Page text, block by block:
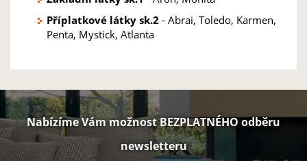
Příplatkové látky sk.2 - Abrai, Toledo, Karmen,
Penta, Mystick, Atlanta
Nabízíme Vám možnost BEZPLATNÉHO odběru
newsletteru